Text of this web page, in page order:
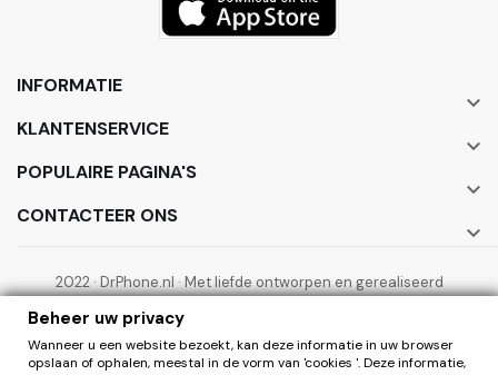
INFORMATIE

KLANTENSERVICE

POPULAIRE PAGINA'S

CONTACTEER ONS

2022 · DrPhone.nl · Met liefde ontworpen en gerealiseerd
Beheer uw privacy
Wanneer u een website bezoekt, kan deze informatie in uw browser
opslaan of ophalen, meestal in de vorm van 'cookies '. Deze informatie,